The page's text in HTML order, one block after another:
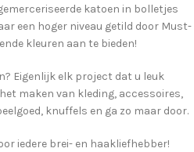
katoen in bolletjes
een hoger niveau getild door Must-
kleuren aan te bieden!
Eigenlijk elk project dat u leuk
maken van kleding, accessoires,
knuffels en ga zo maar door.
iedere brei- en haakliefhebber!